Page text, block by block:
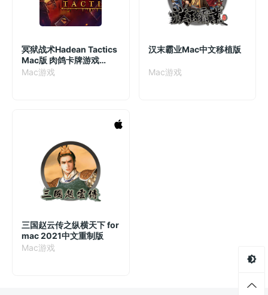
冥狱战术Hadean Tactics
Mac版 肉鸽卡牌游戏
v1.1.12 中文激活版
Mac游戏
汉末霸业Mac中文移植版
Mac游戏
三国赵云传之纵横天下 for
mac 2021中文重制版
Mac游戏